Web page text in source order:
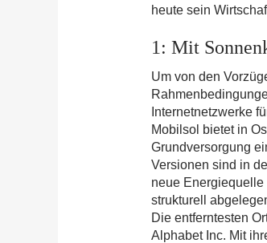
heute sein
1: Mit
Um von den
Internetnetzwerke
Mobilsol bietet in
Grundversorgung
Versionen sind in
neue Energiequelle
strukturell
Die entferntesten
Alphabet Inc. Mit